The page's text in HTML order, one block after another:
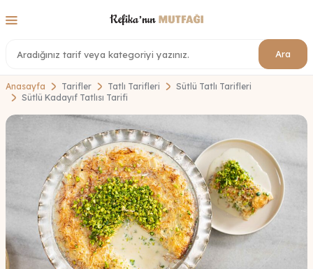
Ara
Anasayfa Tarifler Tatlı Tarifleri
Sütlü Tatlı Tarifleri
Sütlü Kadayıf Tatlısı Tarifi